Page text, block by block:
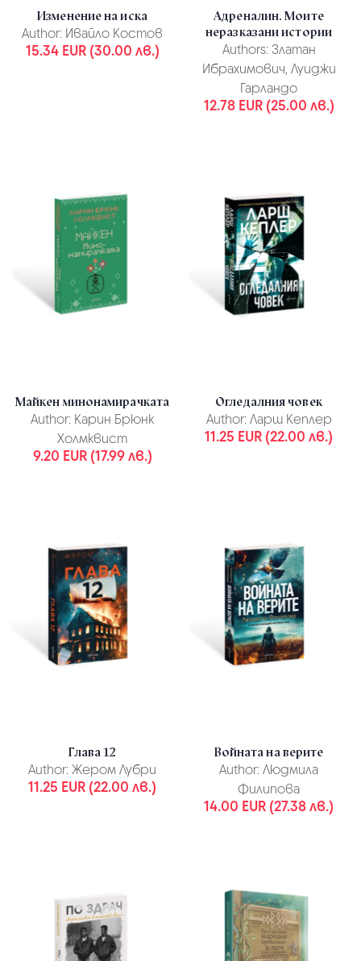
Изменение на иска
Author: Ивайло Костов
15.34 EUR (30.00 лв.)
Адреналин. Моите
неразказани истории
Authors: Златан
Ибрахимович, Луиджи
Гарландо
12.78 EUR (25.00 лв.)
Майкен минонамирачката
Author: Карин Брюнк
Холмквист
9.20 EUR (17.99 лв.)
Огледалния човек
Author: Ларш Кеплер
11.25 EUR (22.00 лв.)
Глава 12
Author: Жером Лубри
11.25 EUR (22.00 лв.)
Войната на верите
Author: Людмила
Филипова
14.00 EUR (27.38 лв.)